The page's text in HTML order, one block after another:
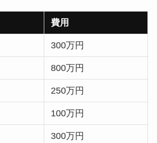
費用
300万円
800万円
250万円
100万円
300万円